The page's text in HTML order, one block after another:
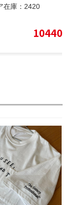
在庫： 2420
10440